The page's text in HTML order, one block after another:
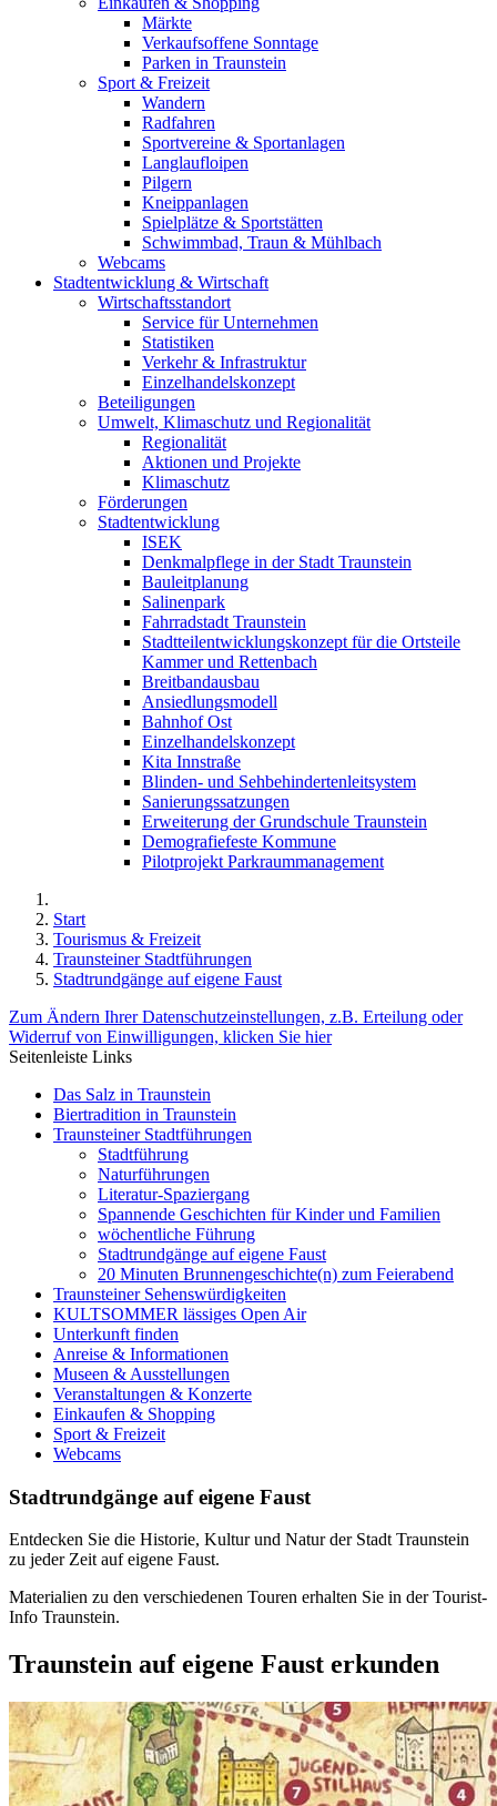
Märkte
Verkaufsoffene Sonntage
Parken in Traunstein
Sport & Freizeit
Wandern
Radfahren
Sportvereine & Sportanlagen
Langlaufloipen
Pilgern
Kneippanlagen
Spielplätze & Sportstätten
Schwimmbad, Traun & Mühlbach
Webcams
Stadtentwicklung & Wirtschaft
Wirtschaftsstandort
Service für Unternehmen
Statistiken
Verkehr & Infrastruktur
Einzelhandelskonzept
Beteiligungen
Umwelt, Klimaschutz und Regionalität
Regionalität
Aktionen und Projekte
Klimaschutz
Förderungen
Stadtentwicklung
ISEK
Denkmalpflege in der Stadt Traunstein
Bauleitplanung
Salinenpark
Fahrradstadt Traunstein
Stadtteilentwicklungskonzept für die Ortsteile
Kammer und Rettenbach
Breitbandausbau
Ansiedlungsmodell
Bahnhof Ost
Einzelhandelskonzept
Kita Innstraße
Blinden- und Sehbehindertenleitsystem
Sanierungssatzungen
Erweiterung der Grundschule Traunstein
Demografiefeste Kommune
Pilotprojekt Parkraummanagement
Start
Tourismus & Freizeit
Traunsteiner Stadtführungen
Stadtrundgänge auf eigene Faust
Zum Ändern Ihrer Datenschutzeinstellungen, z.B. Erteilung oder
Widerruf von Einwilligungen, klicken Sie hier
Seitenleiste Links
Das Salz in Traunstein
Biertradition in Traunstein
Traunsteiner Stadtführungen
Stadtführung
Naturführungen
Literatur-Spaziergang
Spannende Geschichten für Kinder und Familien
wöchentliche Führung
Stadtrundgänge auf eigene Faust
20 Minuten Brunnengeschichte(n) zum Feierabend
Traunsteiner Sehenswürdigkeiten
KULTSOMMER lässiges Open Air
Unterkunft finden
Anreise & Informationen
Museen & Ausstellungen
Veranstaltungen & Konzerte
Einkaufen & Shopping
Sport & Freizeit
Webcams
Stadtrundgänge auf eigene Faust
Entdecken Sie die Historie, Kultur und Natur der Stadt Traunstein
zu jeder Zeit auf eigene Faust.
Materialien zu den verschiedenen Touren erhalten Sie in der Tourist-
Info Traunstein.
Traunstein auf eigene Faust erkunden